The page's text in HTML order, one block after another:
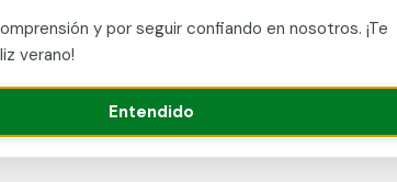
y por seguir confiando en nosotros. ¡Te
verano!
Entendido
Ver catálogo Presupuesto